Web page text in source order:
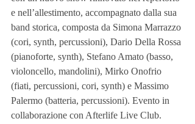
e nell’allestimento, accompagnato dalla sua
band storica, composta da Simona Marrazzo
(cori, synth, percussioni), Dario Della Rossa
(pianoforte, synth), Stefano Amato (basso,
violoncello, mandolini), Mirko Onofrio
(fiati, percussioni, cori, synth) e Massimo
Palermo (batteria, percussioni). Evento in
collaborazione con Afterlife Live Club.